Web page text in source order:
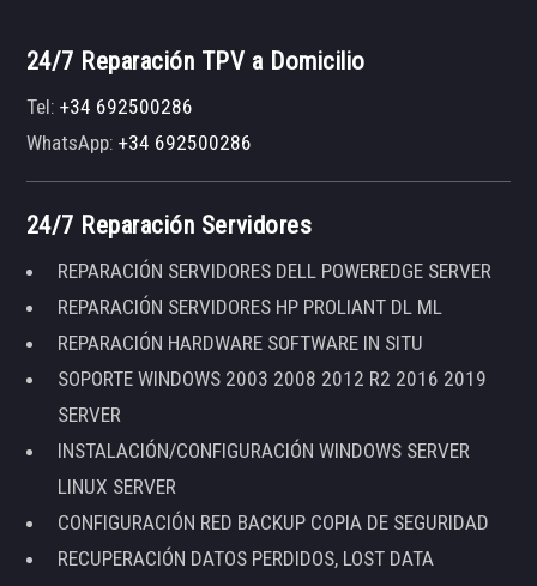
24/7 Reparación TPV a Domicilio
Tel:+34 692500286
WhatsApp:+34 692500286
24/7 Reparación Servidores
REPARACIÓN SERVIDORES DELL POWEREDGE SERVER
REPARACIÓN SERVIDORES HP PROLIANT DL ML
REPARACIÓN HARDWARE SOFTWARE IN SITU
SOPORTE WINDOWS 2003 2008 2012 R2 2016 2019
SERVER
INSTALACIÓN/CONFIGURACIÓN WINDOWS SERVER
LINUX SERVER
CONFIGURACIÓN RED BACKUP COPIA DE SEGURIDAD
RECUPERACIÓN DATOS PERDIDOS, LOST DATA